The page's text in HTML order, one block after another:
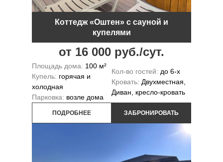
Коттедж «Оштен» с сауной и
купелями
от 16 000 руб./сут.
Площадь дома: 100 м²
Купель: горячая и
холодная
Парковка: возле дома
Кол-во гостей: до 6-х
Кровать: Двухместная,
Диван, кресло-кровать
ПОДРОБНЕЕ ЗАБРОНИРОВАТЬ